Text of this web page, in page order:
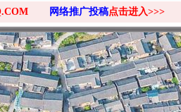
网络推广投稿点击进入>>>